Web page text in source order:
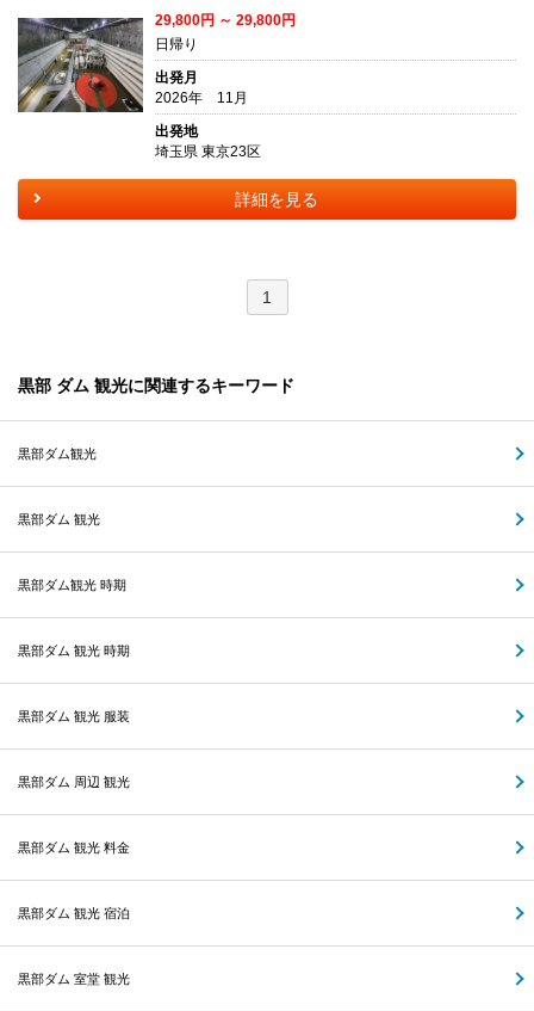
29,800円 ～ 29,800円
日帰り
出発月
2026年 11月
出発地
埼玉県 東京23区
詳細を見る
1
黒部 ダム 観光に関連するキーワード
黒部ダム観光
黒部ダム 観光
黒部ダム観光 時期
黒部ダム 観光 時期
黒部ダム 観光 服装
黒部ダム 周辺 観光
黒部ダム 観光 料金
黒部ダム 観光 宿泊
黒部ダム 室堂 観光